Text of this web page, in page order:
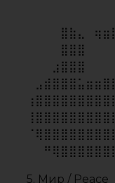
└┐▒▒▒▒▒▒┌┘
└┐▒▒▒▒┌┘
6. Лайк / Like
…………………..,,-~*~,,
…………………../:.:.:.:.:.|
………………….|;.;.;.;.;./
………………….|.;.;.;.;.|
…………._,,,,,_.).;.;.;.;.|